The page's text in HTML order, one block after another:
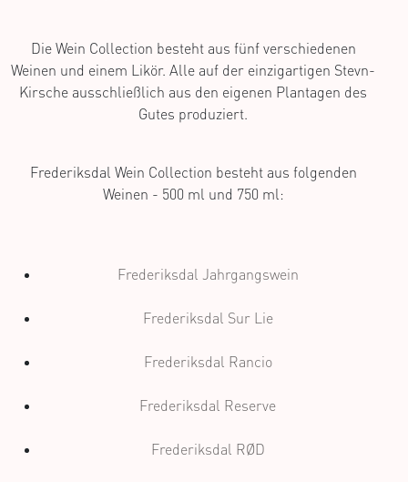
Die Wein Collection besteht aus fünf verschiedenen
Weinen und einem Likör. Alle auf der einzigartigen Stevn-
Kirsche ausschließlich aus den eigenen Plantagen des
Gutes produziert.
Frederiksdal Wein Collection besteht aus folgenden
Weinen - 500 ml und 750 ml:
Frederiksdal Jahrgangswein
Frederiksdal Sur Lie
Frederiksdal Rancio
Frederiksdal Reserve
Frederiksdal RØD